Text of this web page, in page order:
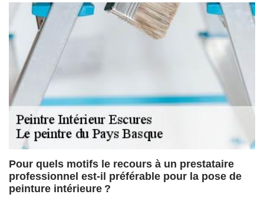
Pour quels motifs le recours à un prestataire
professionnel est-il préférable pour la pose de
peinture intérieure ?